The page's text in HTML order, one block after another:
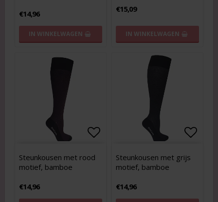
€14,96
IN WINKELWAGEN
€15,09
IN WINKELWAGEN
Add to list of favorites
Add to list of favorites
Steunkousen met rood
motief, bamboe
€14,96
Add
Add
Steunkousen met grijs
motief, bamboe
€14,96